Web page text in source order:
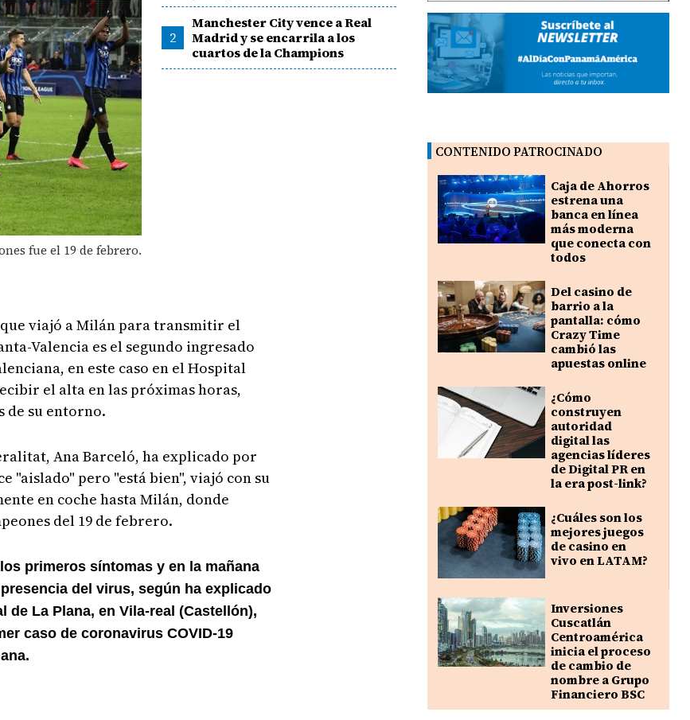
fue el 19 de febrero.
2
Manchester City vence a Real
Madrid y se encarrila a los
cuartos de la Champions
viajó a Milán para transmitir el
Valencia es el segundo ingresado
en este caso en el Hospital
el alta en las próximas horas,
de su entorno.
Ana Barceló, ha explicado por
"aislado" pero "está bien", viajó con su
en coche hasta Milán, donde
del 19 de febrero.
primeros síntomas y en la mañana
del virus, según ha explicado
La Plana, en Vila-real (Castellón),
caso de coronavirus COVID-19
CONTENIDO PATROCINADO
Caja de Ahorros
estrena una
banca en línea
más moderna
que conecta con
todos
Del casino de
barrio a la
pantalla: cómo
Crazy Time
cambió las
apuestas online
¿Cómo
construyen
autoridad
digital las
agencias líderes
de Digital PR en
la era post-link?
¿Cuáles son los
mejores juegos
de casino en
vivo en LATAM?
Inversiones
Cuscatlán
Centroamérica
inicia el proceso
de cambio de
nombre a Grupo
Financiero BSC